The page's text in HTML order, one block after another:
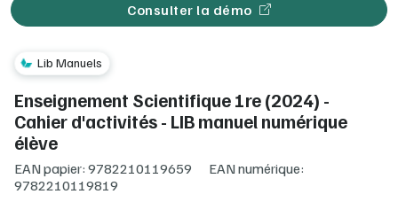
Consulter la démo
Lib Manuels
Enseignement Scientifique 1re (2024) -
Cahier d'activités - LIB manuel numérique
élève
EAN papier: 9782210119659
EAN numérique:
9782210119819